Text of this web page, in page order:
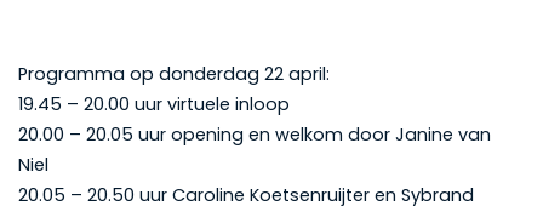
Programma op donderdag 22 april:
19.45 – 20.00 uur virtuele inloop
20.00 – 20.05 uur opening en welkom door Janine van
Niel
20.05 – 20.50 uur Caroline Koetsenruijter en Sybrand